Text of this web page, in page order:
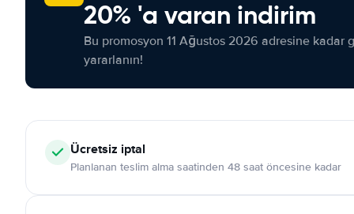
20% 'a varan indirim
Bu promosyon 11 Ağustos 2026 adresine kadar
yararlanın!
Ücretsiz iptal
Planlanan teslim alma saatinden 48 saat öncesine kadar